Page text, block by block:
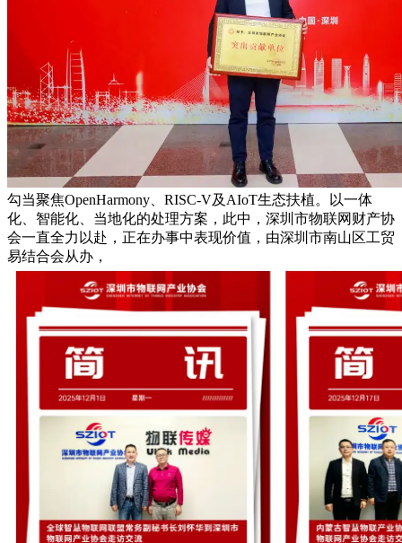
勾当聚焦OpenHarmony、RISC-V及AIoT生态扶植。以一体
化、智能化、当地化的处理方案，此中，深圳市物联网财产协
会一直全力以赴，正在办事中表现价值，由深圳市南山区工贸
易结合会从办，